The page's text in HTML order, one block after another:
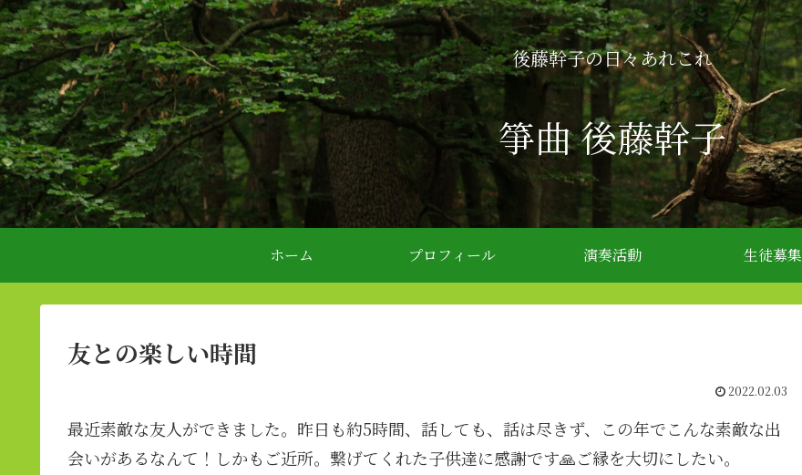
後藤幹子の日々あれこれ
箏曲 後藤幹子
ホーム プロフィール 演奏活動 生徒募集
友との楽しい時間
2022.02.03
最近素敵な友人ができました。昨日も約5時間、話しても、話は尽きず、この年でこんな素敵な出
会いがあるなんて！しかもご近所。繋げてくれた子供達に感謝です🙏ご縁を大切にしたい。